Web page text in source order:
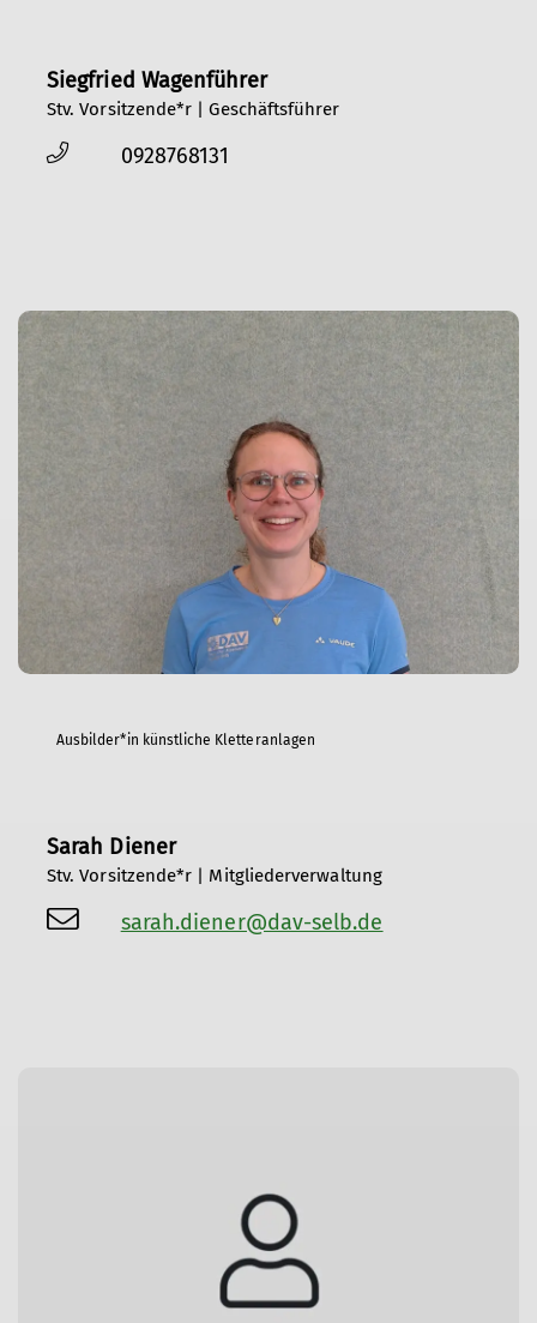
Siegfried Wagenführer
Stv. Vorsitzende*r | Geschäftsführer
0928768131
Ausbilder*in künstliche Kletteranlagen
Sarah Diener
Stv. Vorsitzende*r | Mitgliederverwaltung
sarah.diener@dav-selb.de